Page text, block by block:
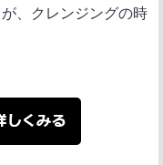
が、クレンジングの時